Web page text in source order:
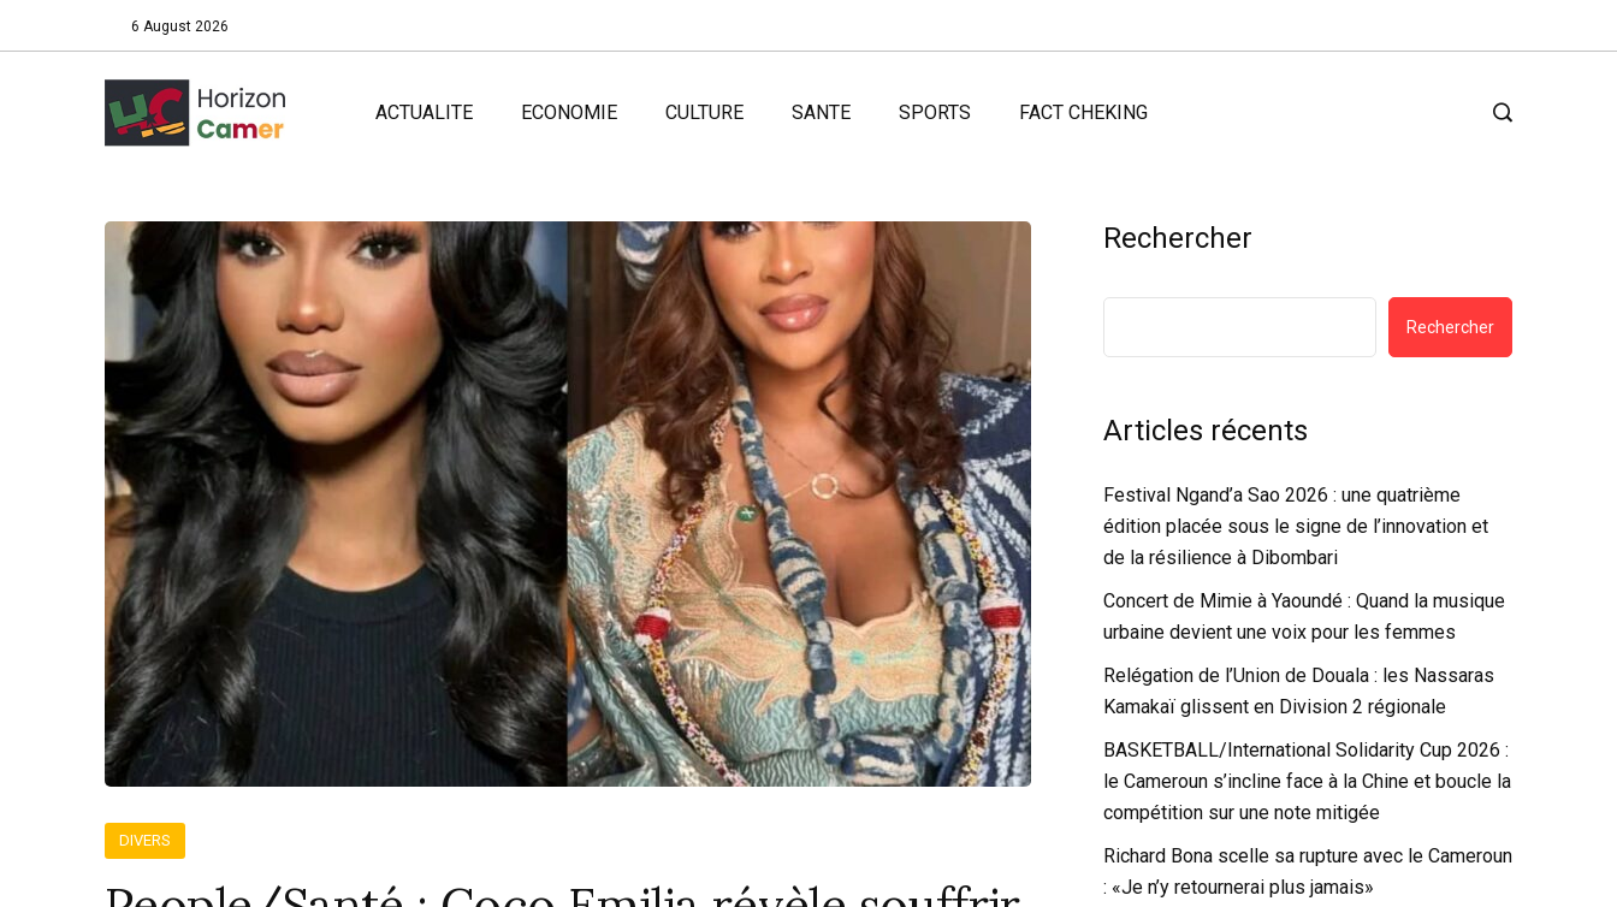
6 August 2026
ACTUALITE ECONOMIE CULTURE SANTE SPORTS FACT CHEKING
DIVERS
Rechercher
Rechercher
Articles récents
Festival Ngand’a Sao 2026 : une quatrième
édition placée sous le signe de l’innovation et
de la résilience à Dibombari
Concert de Mimie à Yaoundé : Quand la musique
urbaine devient une voix pour les femmes
Relégation de l’Union de Douala : les Nassaras
Kamakaï glissent en Division 2 régionale
BASKETBALL/International Solidarity Cup 2026 :
le Cameroun s’incline face à la Chine et boucle la
compétition sur une note mitigée
Richard Bona scelle sa rupture avec le Cameroun
: «Je n’y retournerai plus jamais»